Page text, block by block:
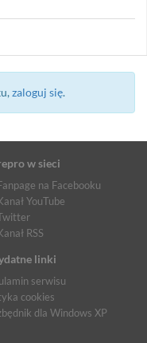
zaloguj się.
w sieci
na Facebooku
YouTube
RSS
linki
serwisu
cookies
dla Windows XP